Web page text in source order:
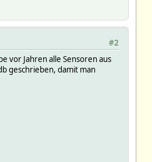
#2
vor Jahren alle Sensoren aus
geschrieben, damit man